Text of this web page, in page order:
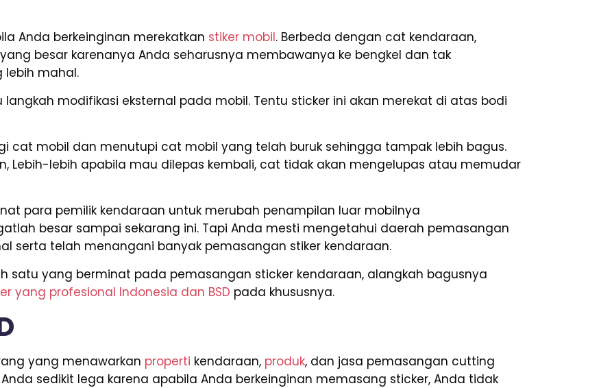
Anda berkeinginan merekatkan stiker mobil. Berbeda dengan cat kendaraan,
besar karenanya Anda seharusnya membawanya ke bengkel dan tak
mahal.
modifikasi eksternal pada mobil. Tentu sticker ini akan merekat di atas bodi
cat mobil dan menutupi cat mobil yang telah buruk sehingga tampak lebih bagus.
Lebih-lebih apabila mau dilepas kembali, cat tidak akan mengelupas atau memudar
para pemilik kendaraan untuk merubah penampilan luar mobilnya
besar sampai sekarang ini. Tapi Anda mesti mengetahui daerah pemasangan
serta telah menangani banyak pemasangan stiker kendaraan.
satu yang berminat pada pemasangan sticker kendaraan, alangkah bagusnya
yang profesional Indonesia dan BSD pada khususnya.
yang menawarkan properti kendaraan, produk, dan jasa pemasangan cutting
sedikit lega karena apabila Anda berkeinginan memasang sticker, Anda tidak